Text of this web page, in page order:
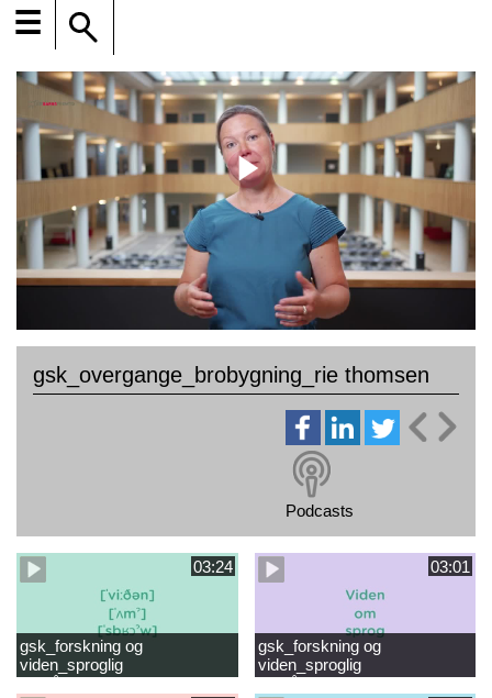
☰
gsk_overgange_brobygning_rie thomsen
Podcasts
03:24
gsk_forskning og
viden_sproglig
03:01
gsk_forskning og
viden_sproglig